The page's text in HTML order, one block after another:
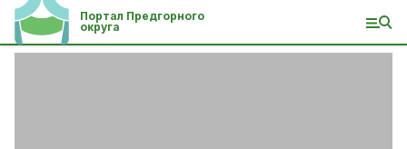
Портал Предгорного
округа